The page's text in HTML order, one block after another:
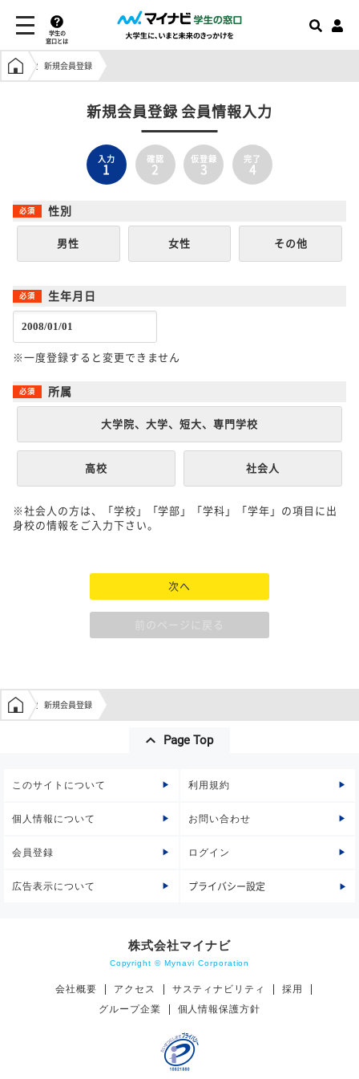
学生の
窓口とは
学生の窓口トップ
新規会員登録
新規会員登録 会員情報入力
入力
1
確認
2
仮登録
3
完了
4
性別
男性 女性 その他
生年月日
※一度登録すると変更できません
所属
大学院、大学、短大、専門学校
高校 社会人
※社会人の方は、「学校」「学部」「学科」「学年」の項目に出
身校の情報をご入力下さい。
次へ
前のページに戻る
学生の窓口トップ
新規会員登録
Page Top
このサイトについて 利用規約
個人情報について お問い合わせ
会員登録 ログイン
広告表示について プライバシー設定
株式会社マイナビ
Copyright © Mynavi Corporation
会社概要 アクセス サスティナビリティ
採用
グループ企業
個人情報保護方針